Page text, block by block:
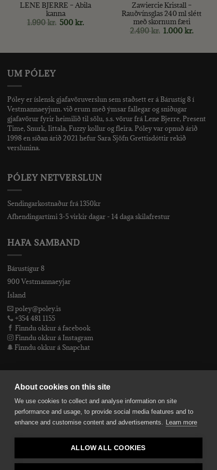
LENE BJERRE – Abila
kanna
1.990kr. Original
price
500kr.Current
price
Zawiercie Kristall –
Rauðvínsglas 240 ml slétt
með skornum fæti
2.490kr. Original
price
1.000kr.
price
UM PÓLEY
Póley er íslensk gjafavöruverslun sem staðsett er á Bárustíg 8 í
Vestmannaeyjum. við erum með ýmsar fallegar og sniðugar
gjafavörur fyrir heimilið til sölu, s.s. vörur frá Lene Bjerre, Present
Time, Snurk, Iittala, Fuzzy kollur og fleira. Póley var opnuð árið
1998 en síðan árið 2021 hefur Sara Sjöfn Grettisdóttir rekið
verslunina.
PÓLEY NETVERSLUN
Sendingarkostnaður frá 1350kr
Afhendingartími 3-5 virkir dagar - 14 daga skilafrestur
HAFA SAMBAND
Bárustígur 8
900 Vestmannaeyjar
Ísland
poley@poley.is
+354 481 1155
Finndu okkur á facebook
Finndu okkur á Instagram
Finndu okkur á Snapchat
Póley ehf
kt: 4905072480
smelltu hér fyrir Lógóið okkar í fullri upplausn
Bankaupplýsingar
About cookies on this site
We use cookies to collect and analyse information on site
performance and usage, to provide social media features and to
enhance and customise content and advertisements. Learn more
ALLOW ALL COOKIES